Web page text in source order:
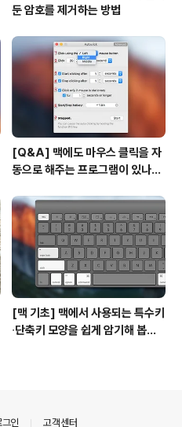
둔 암호를 제거하는 방법
[Q&A] 맥에도 마우스 클릭을 자
동으로 해주는 프로그램이 있나
[맥 기초] 맥에서 사용되는 특수키
∙단축키 모양을 쉽게 암기해 봅시
그인 고객센터